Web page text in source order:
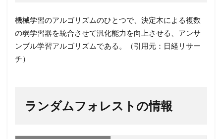
ト】
2
ラ
フ
ォ
ス
機械学習のアルゴリズムのひとつで、決定木による複数
の弱学習器を統合させて汎化能力を向上させる、アンサ
ンブル学習アルゴリズムである。（引用元：日経リサー
チ）
ランダムフォレストの情報